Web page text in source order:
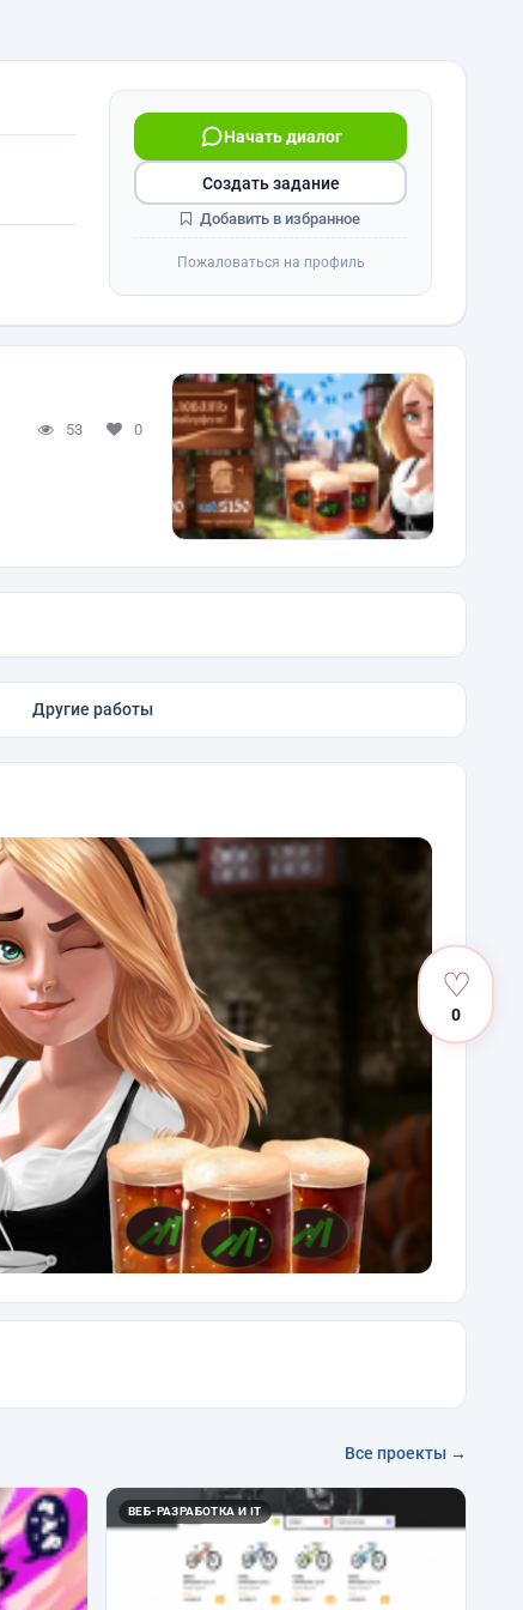
Начать диалог
Создать задание
Добавить в избранное
Пожаловаться на профиль
53 0
Другие работы
♡
0
Все проекты →
ВЕБ-РАЗРАБОТКА И IT